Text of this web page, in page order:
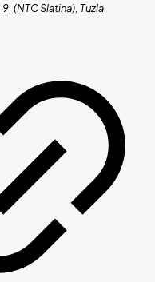
(NTC Slatina), Tuzla